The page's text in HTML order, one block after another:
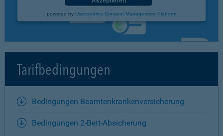
powered by Usercentrics Consent Management Platform
Tarifbedingungen
Bedingungen Beamtenkrankenversicherung
Bedingungen 2-Bett-Absicherung